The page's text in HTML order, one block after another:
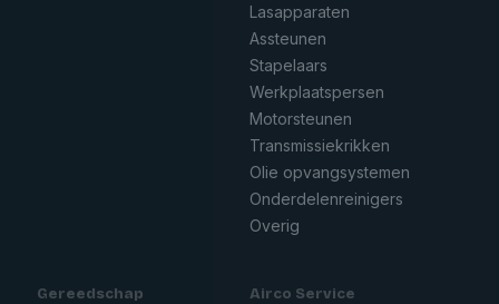
Lasapparaten
Assteunen
Stapelaars
Werkplaatspersen
Motorsteunen
Transmissiekrikken
Olie opvangsystemen
Onderdelenreinigers
Overig
Gereedschap Airco Service